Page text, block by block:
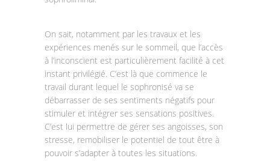
On sait, notamment par les travaux et les
expériences menés sur le sommeil, que l’accès
à l’inconscient est particulièrement facilité à cet
instant privilégié. C’est là que commence le
travail durant lequel le sophronisé va se
débarrasser de ses sentiments négatifs pour
stimuler et intégrer ses sensations positives.
C’est lui permettre de gérer ses angoisses, son
stresse, remobiliser le potentiel de tout être à
pouvoir s’adapter à toutes les situations.